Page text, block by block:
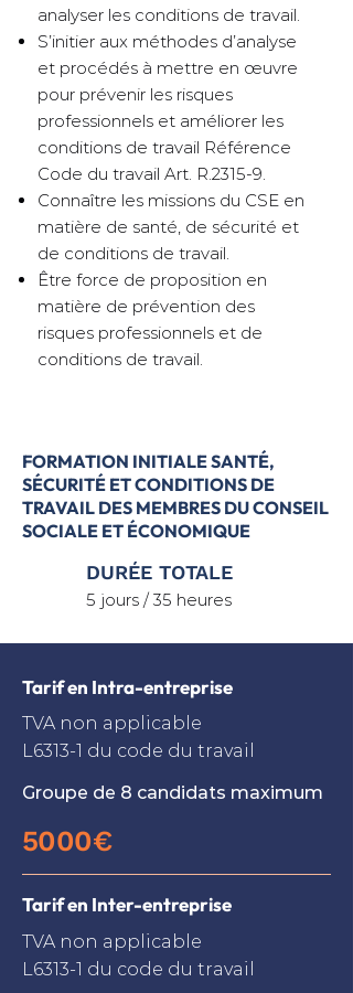
analyser les conditions de travail.
S’initier aux méthodes d’analyse
et procédés à mettre en œuvre
pour prévenir les risques
professionnels et améliorer les
conditions de travail Référence
Code du travail Art. R.2315-9.
Connaître les missions du CSE en
matière de santé, de sécurité et
de conditions de travail.
Être force de proposition en
matière de prévention des
risques professionnels et de
conditions de travail.
FORMATION INITIALE SANTÉ,
SÉCURITÉ ET CONDITIONS DE
TRAVAIL DES MEMBRES DU CONSEIL
SOCIALE ET ÉCONOMIQUE
DURÉE TOTALE
5 jours / 35 heures
Tarif en Intra-entreprise
TVA non applicable
L6313-1 du code du travail
Groupe de 8 candidats maximum
5000€
Tarif en Inter-entreprise
TVA non applicable
L6313-1 du code du travail